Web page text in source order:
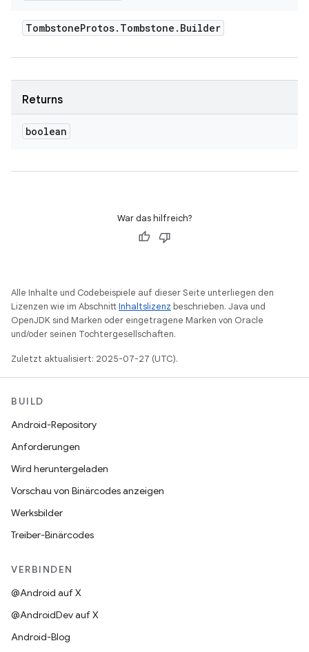
TombstoneProtos. Tombstone . Builder
Returns
boolean
War das hilfreich?
Alle Inhalte und Codebeispiele auf dieser Seite unterliegen den
Lizenzen wie im AbschnittInhaltslizenz beschrieben. Java und
OpenJDK sind Marken oder eingetragene Marken von Oracle
und/oder seinen Tochtergesellschaften.
Zuletzt aktualisiert: 2025-07-27 (UTC).
BUILD
Android-Repository
Anforderungen
Wird heruntergeladen
Vorschau von Binärcodes anzeigen
Werksbilder
Treiber-Binärcodes
VERBINDEN
@Android auf X
@AndroidDev auf X
Android-Blog